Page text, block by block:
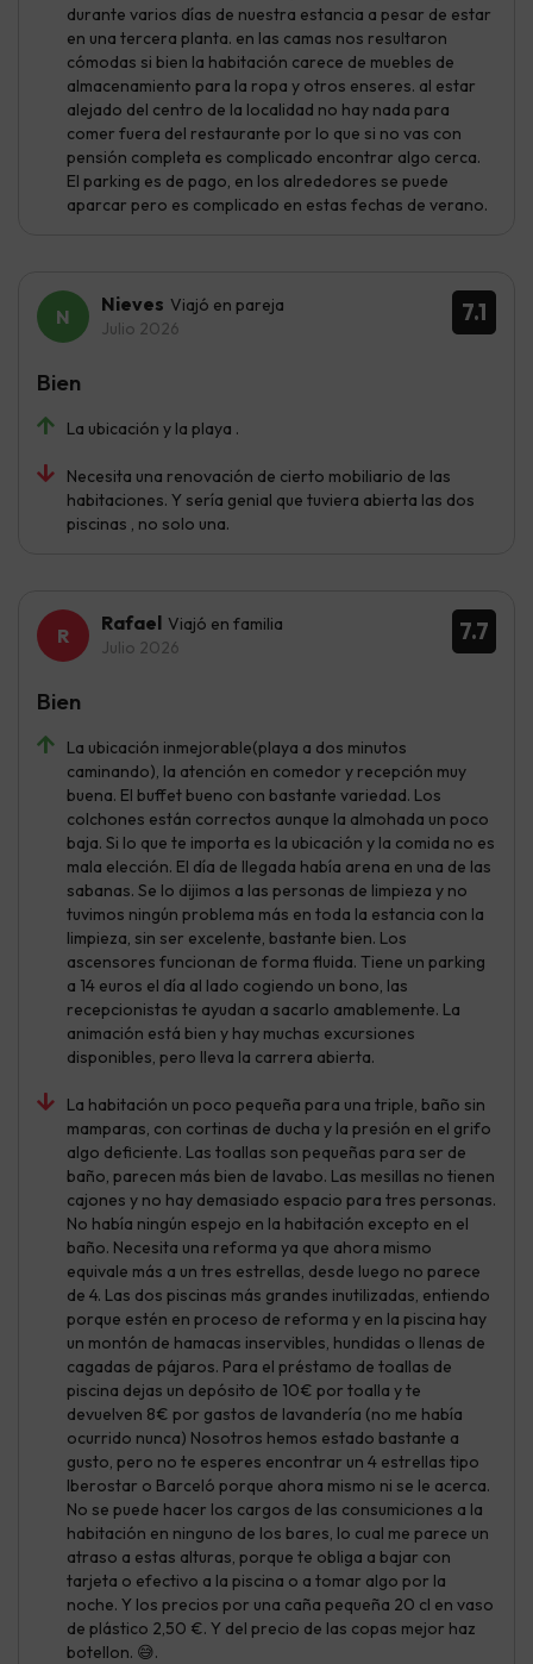
durante varios días de nuestra estancia a pesar de estar
en una tercera planta. en las camas nos resultaron
cómodas si bien la habitación carece de muebles de
almacenamiento para la ropa y otros enseres. al estar
alejado del centro de la localidad no hay nada para
comer fuera del restaurante por lo que si no vas con
pensión completa es complicado encontrar algo cerca.
El parking es de pago, en los alrededores se puede
aparcar pero es complicado en estas fechas de verano.
7.1
Nieves Viajó en pareja
Julio 2026
La ubicación y la playa .
Necesita una renovación de cierto mobiliario de las
habitaciones. Y sería genial que tuviera abierta las dos
piscinas , no solo una.
Bien
7.7
Rafael Viajó en familia
Julio 2026
La ubicación inmejorable(playa a dos minutos
caminando), la atención en comedor y recepción muy
buena. El buffet bueno con bastante variedad. Los
colchones están correctos aunque la almohada un poco
baja. Si lo que te importa es la ubicación y la comida no es
mala elección. El día de llegada había arena en una de las
sabanas. Se lo dijimos a las personas de limpieza y no
tuvimos ningún problema más en toda la estancia con la
limpieza, sin ser excelente, bastante bien. Los
ascensores funcionan de forma fluida. Tiene un parking
a 14 euros el día al lado cogiendo un bono, las
recepcionistas te ayudan a sacarlo amablemente. La
animación está bien y hay muchas excursiones
disponibles, pero lleva la carrera abierta.
La habitación un poco pequeña para una triple, baño sin
mamparas, con cortinas de ducha y la presión en el grifo
algo deficiente. Las toallas son pequeñas para ser de
baño, parecen más bien de lavabo. Las mesillas no tienen
cajones y no hay demasiado espacio para tres personas.
No había ningún espejo en la habitación excepto en el
baño. Necesita una reforma ya que ahora mismo
equivale más a un tres estrellas, desde luego no parece
de 4. Las dos piscinas más grandes inutilizadas, entiendo
porque estén en proceso de reforma y en la piscina hay
un montón de hamacas inservibles, hundidas o llenas de
cagadas de pájaros. Para el préstamo de toallas de
piscina dejas un depósito de 10€ por toalla y te
devuelven 8€ por gastos de lavandería (no me había
ocurrido nunca) Nosotros hemos estado bastante a
gusto, pero no te esperes encontrar un 4 estrellas tipo
Iberostar o Barceló porque ahora mismo ni se le acerca.
No se puede hacer los cargos de las consumiciones a la
habitación en ninguno de los bares, lo cual me parece un
atraso a estas alturas, porque te obliga a bajar con
tarjeta o efectivo a la piscina o a tomar algo por la
noche. Y los precios por una caña pequeña 20 cl en vaso
de plástico 2,50 €. Y del precio de las copas mejor haz
botellon. 😅.
Bien